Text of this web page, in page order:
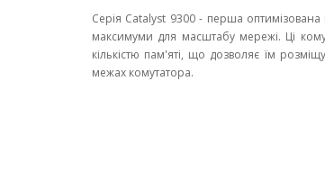
Серія Catalyst 9300 - перша оптимізована
максимуми для масштабу мережі. Ці
кількістю пам'яті, що дозволяє їм
межах комутатора.